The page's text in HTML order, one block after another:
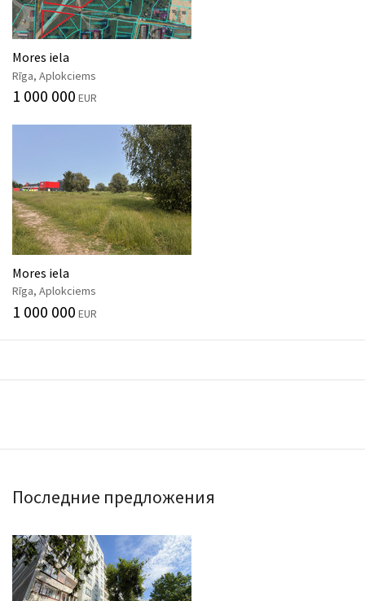
Mores iela
Rīga, Aplokciems
1 000 000 EUR
Mores iela
Rīga, Aplokciems
1 000 000 EUR
Последние предложения